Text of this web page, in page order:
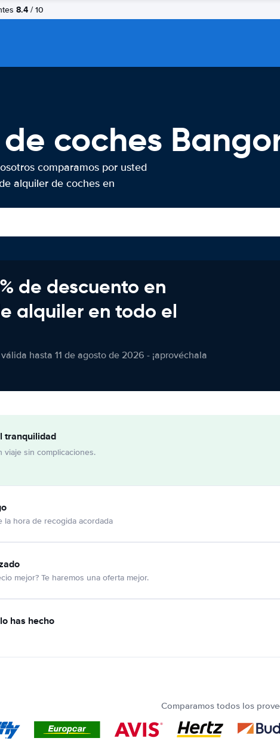
8.4 / 10
coches
comparamos por usted
alquiler de coches en
de descuento en
alquiler en todo el
hasta 11 de agosto de 2026 - ¡aprovéchala
tranquilidad
viaje sin complicaciones.
la hora de recogida acordada
mejor? Te haremos una oferta mejor.
has hecho
Comparamos todos los